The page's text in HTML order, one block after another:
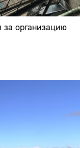
за организацию